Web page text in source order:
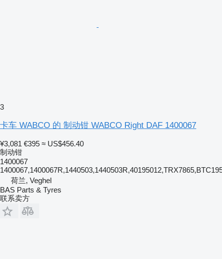
3
卡车 WABCO 的 制动钳 WABCO Right DAF 1400067
¥3,081 €395 ≈ US$456.40
制动钳
1400067
荷兰, Veghel
BAS Parts & Tyres
联系卖方